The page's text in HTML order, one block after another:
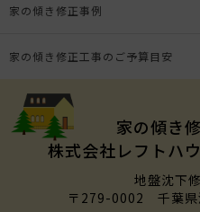
家の傾き修正事例
家の傾き修正工事のご予算目安
家の傾き
株式会社レフトハ
地盤沈下
〒279-0002 千葉県